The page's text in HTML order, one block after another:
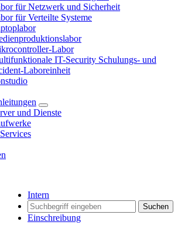
für Netzwerk und Sicherheit
für Verteilte Systeme
Labor
IT-Security Schulungs- und
Laboreinheit
und Dienste
Intern
Suchen
Einschreibung